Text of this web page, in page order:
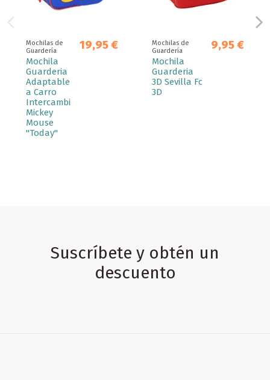
Mochilas de
Guardería
Mochila
Guarderia
Adaptable
a Carro
Intercambi
Mickey
Mouse
"Today"
19,95 €
Mochilas de
Guardería
Mochila
Guarderia
3D Sevilla Fc
3D
9,95 €
Suscríbete y obtén un
descuento